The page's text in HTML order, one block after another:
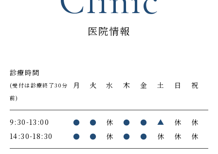
医院情報
診療時間
(受付は診療終了30分
前)
月 火 水 木 金 土 日 祝
9:30-13:00 ● ● 休 ● ● ▲ 休
休
14:30-18:30
● ● 休 ● ● 休 休 休